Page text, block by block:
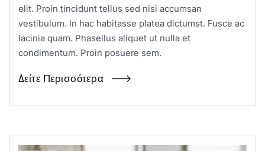
elit. Proin tincidunt tellus sed nisi accumsan
vestibulum. In hac habitasse platea dictumst. Fusce ac
lacinia quam. Phasellus aliquet ut nulla et
condimentum. Proin posuere sem.
Δείτε Περισσότερα